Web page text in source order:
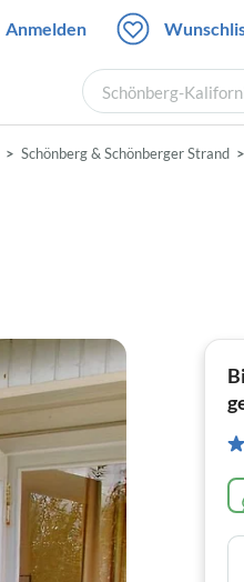
Anmelden
Schönberg-
Schönberg & Schönberger Strand